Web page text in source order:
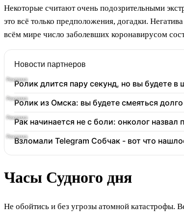
Некоторые считают очень подозрительными
это всё только предположения, догадки.
всём мире число заболевших коронавирусом
Новости партнеров
Ролик длится пару секунд, но вы будете в
Ролик из Омска: вы будете смеяться долго
Рак начинается не с боли: онколог
Взломали Telegram Собчак - вот что
Часы Судного дня
Не обойтись и без угрозы атомной катастрофы.